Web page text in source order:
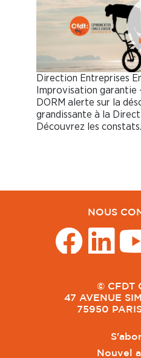
Direction Entreprises
Improvisation garantie
DORM alerte sur la
grandissante à la
Découvrez les
NOUS
© CFDT
47 AVENUE
75950
Nouvel